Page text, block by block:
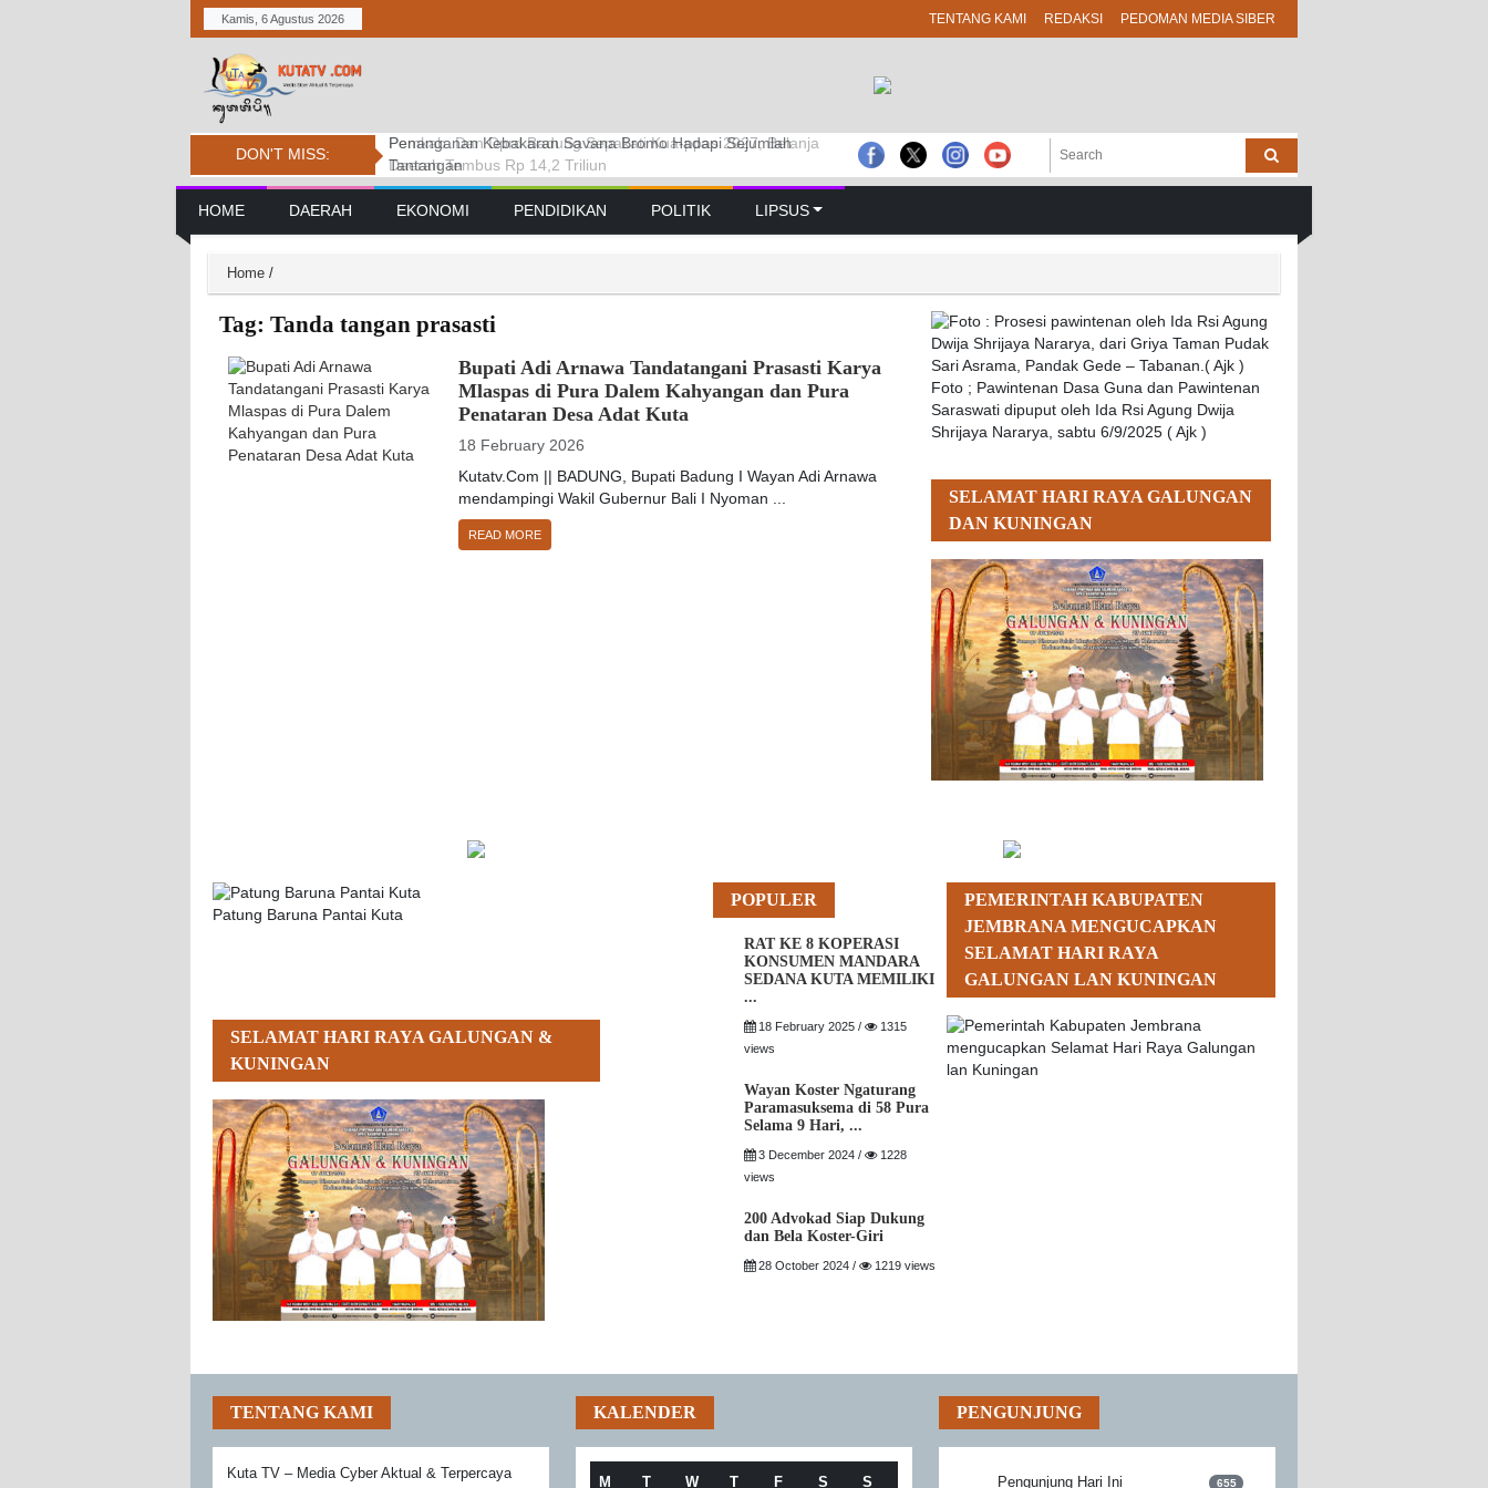
Kamis, 6 Agustus 2026 TENTANG KAMI REDAKSI PEDOMAN MEDIA SIBER
DON'T MISS:
Pemkab. Dan Dprd Badung Sepakati Kua-ppas 2027, Belanja
Daerah Tembus Rp 14,2 Triliun
DPRD BADUNG GELAR RAPAT PARIPURNA MASA
PERSIDANGAN PERTAMA TAHUN SIDANG 2026 – 2027
Penanganan Kebakaran Savana Bromo Hadapi Sejumlah
Tantangan
Main Navigation
HOME DAERAH EKONOMI PENDIDIKAN POLITIK LIPSUS
Home /
Tag: Tanda tangan prasasti
Bupati Adi Arnawa Tandatangani Prasasti Karya
Mlaspas di Pura Dalem Kahyangan dan Pura
Penataran Desa Adat Kuta
18 February 2026
Kutatv.Com || BADUNG, Bupati Badung I Wayan Adi Arnawa
mendampingi Wakil Gubernur Bali I Nyoman ...
READ MORE
Foto ; Pawintenan Dasa Guna dan Pawintenan
Saraswati dipuput oleh Ida Rsi Agung Dwija
Shrijaya Nararya, sabtu 6/9/2025 ( Ajk )
SELAMAT HARI RAYA GALUNGAN
DAN KUNINGAN
Patung Baruna Pantai Kuta
SELAMAT HARI RAYA GALUNGAN &
KUNINGAN
POPULER
RAT KE 8 KOPERASI
KONSUMEN MANDARA
SEDANA KUTA MEMILIKI
...
18 February 2025 /
1315
views
Wayan Koster Ngaturang
Paramasuksema di 58 Pura
Selama 9 Hari, ...
3 December 2024 /
1228
views
200 Advokad Siap Dukung
dan Bela Koster-Giri
28 October 2024 / 1219 views
PEMERINTAH KABUPATEN
JEMBRANA MENGUCAPKAN
SELAMAT HARI RAYA
GALUNGAN LAN KUNINGAN
TENTANG KAMI
Kuta TV – Media Cyber Aktual & Terpercaya
KALENDER
M T W T F S S
PENGUNJUNG
Pengunjung Hari Ini 655